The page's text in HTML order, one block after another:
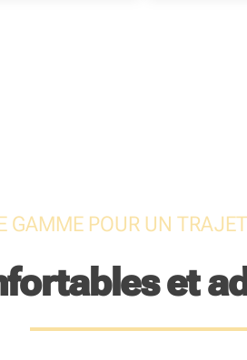
GAMME POUR UN
et